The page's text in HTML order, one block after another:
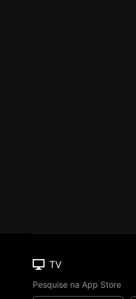
TV
Pesquise na App Store